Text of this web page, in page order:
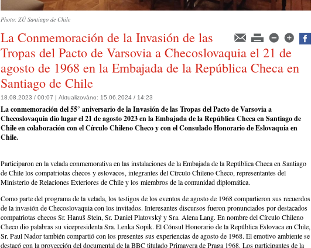
Photo: ZÚ Santiago de Chile
La Conmemoración de la Invasión de las
Tropas del Pacto de Varsovia a Checoslovaquia el 21 de
agosto de 1968 en la Embajada de la República Checa en
Santiago de Chile
18.08.2023 / 00:07 | Aktualizováno: 15.06.2024 / 14:23
La conmemoración del 55° aniversario de la Invasión de las Tropas del Pacto de Varsovia a
Checoslovaquia dio lugar el 21 de agosto 2023 en la Embajada de la República Checa en Santiago de
Chile en colaboración con el Círculo Chileno Checo y con el Consulado Honorario de Eslovaquia en
Chile.
Participaron en la velada conmemorativa en las instalaciones de la Embajada de la República Checa en Santiago
de Chile los compatriotas checos y eslovacos, integrantes del Círculo Chileno Checo, representantes del
Ministerio de Relaciones Exteriores de Chile y los miembros de la comunidad diplomática.
Como parte del programa de la velada, los testigos de los eventos de agosto de 1968 compartieron sus recuerdos
de la invasión de Checoslovaquia con los invitados. Interesantes discursos fueron pronunciados por destacados
compatriotas checos Sr. Hanuš Stein, Sr. Daniel Platovský y Sra. Alena Lang. En nombre del Círculo Chileno
Checo dio palabras su vicepresidenta Sra. Lenka Sopik. El Cónsul Honorario de la República Eslovaca en Chile,
Sr. Paul Nador también compartió con los presentes sus experiencias de agosto de 1968. El emotivo ambiente se
destacó con la proyección del documental de la BBC titulado Primavera de Praga 1968. Los participantes de la